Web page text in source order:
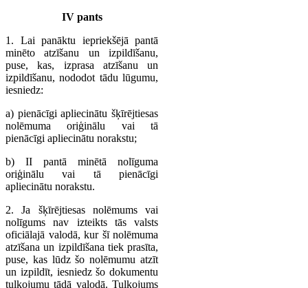
IV pants
1. Lai panāktu iepriekšējā pantā
minēto atzīšanu un izpildīšanu,
puse, kas, izprasa atzīšanu un
izpildīšanu, nododot tādu lūgumu,
iesniedz:
a) pienācīgi apliecinātu šķīrējtiesas
nolēmuma oriģinālu vai tā
pienācīgi apliecinātu norakstu;
b) II pantā minētā nolīguma
oriģinālu vai tā pienācīgi
apliecinātu norakstu.
2. Ja šķīrējtiesas nolēmums vai
nolīgums nav izteikts tās valsts
oficiālajā valodā, kur šī nolēmuma
atzīšana un izpildīšana tiek prasīta,
puse, kas lūdz šo nolēmumu atzīt
un izpildīt, iesniedz šo dokumentu
tulkojumu tādā valodā. Tulkojums